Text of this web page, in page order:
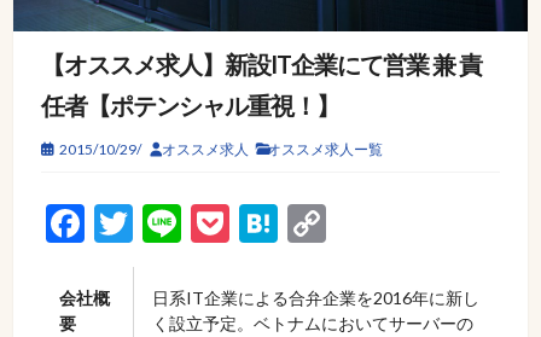
【オススメ求人】新設IT企業にて営業 兼 責
任者【ポテンシャル重視！】
2015/10/29/ オススメ求人 オススメ求人ー覧
Facebook
Twitter
LinePocketHatena
Copy
会社概
要
日系IT企業による合弁企業を2016年に新し
く設立予定。ベトナムにおいてサーバーの